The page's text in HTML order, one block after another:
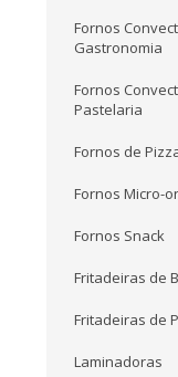
Fornos
Gastronomia
Fornos
Pastelaria
Fornos de
Fornos Micro-
Fornos Snack
Fritadeiras de
Fritadeiras de
Laminadoras